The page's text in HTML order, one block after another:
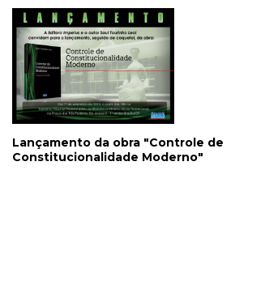
Lançamento da obra "Controle de
Constitucionalidade Moderno"